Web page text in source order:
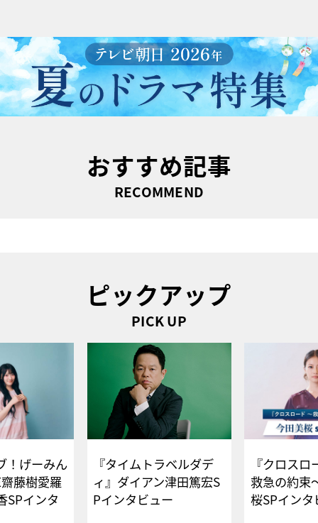
おすすめ記事
RECOMMEND
ピックアップ
PICK UP
！げーみん
藤樹愛羅
SPインタ
『タイムトラベルダデ
ィ』ダイアン津田篤宏S
Pインタビュー
『クロス
救急の約束
桜SPイ